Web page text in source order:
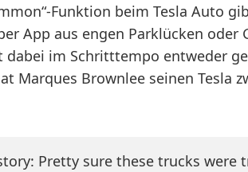
Funktion beim Tesla Auto
App aus engen Parklücken oder
im Schritttempo entweder
Marques Brownlee seinen Tesla
Pretty sure these trucks were